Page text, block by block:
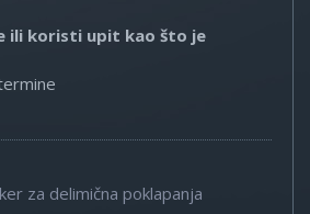
ili koristi upit kao što je
za delimična poklapanja